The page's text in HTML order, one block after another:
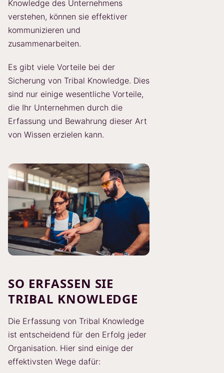
Knowledge des Unternehmens
verstehen, können sie effektiver
kommunizieren und
zusammenarbeiten.
Es gibt viele Vorteile bei der
Sicherung von Tribal Knowledge. Dies
sind nur einige wesentliche Vorteile,
die Ihr Unternehmen durch die
Erfassung und Bewahrung dieser Art
von Wissen erzielen kann.
SO ERFASSEN SIE
TRIBAL KNOWLEDGE
Die Erfassung von Tribal Knowledge
ist entscheidend für den Erfolg jeder
Organisation. Hier sind einige der
effektivsten Wege dafür: